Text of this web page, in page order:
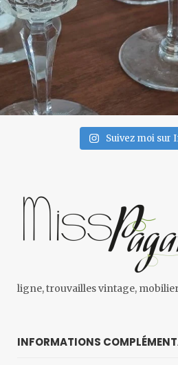
Suivez moi sur
ligne, trouvailles vintage,
INFORMATIONS